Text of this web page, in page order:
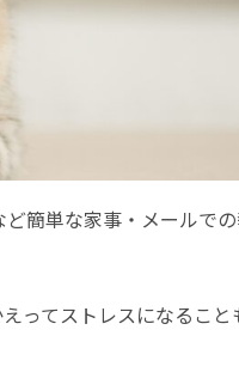
簡単な家事・メールでの
ってストレスになるこ